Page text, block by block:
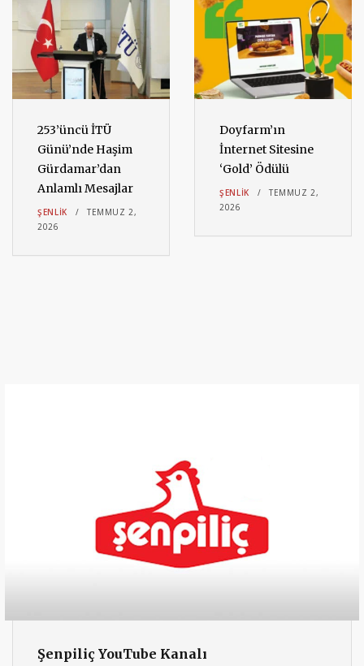
253’üncü İTÜ
Günü’nde Haşim
Gürdamar’dan
Anlamlı Mesajlar
ŞENLIK
TEMMUZ 2,
2026
Doyfarm’ın
İnternet Sitesine
‘Gold’ Ödülü
ŞENLIK
TEMMUZ 2,
2026
Şenpiliç YouTube Kanalı